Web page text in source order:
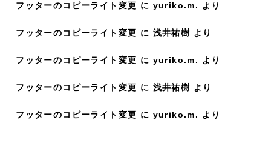
フッターのコピーライト変更 に yuriko.m. より
フッターのコピーライト変更 に 浅井祐樹 より
フッターのコピーライト変更 に yuriko.m. より
フッターのコピーライト変更 に 浅井祐樹 より
フッターのコピーライト変更 に yuriko.m. より